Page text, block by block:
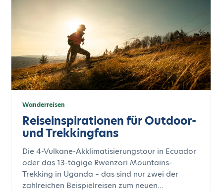
Wanderreisen
Reiseinspirationen für Outdoor-
und Trekkingfans
Die 4-Vulkane-Akklimatisierungstour in Ecuador
oder das 13-tägige Rwenzori Mountains-
Trekking in Uganda – das sind nur zwei der
zahlreichen Beispielreisen zum neuen...